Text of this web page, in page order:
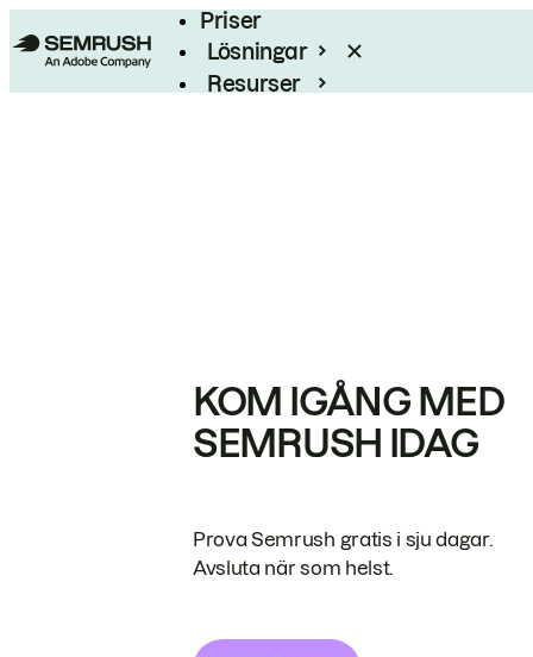
Priser
Lösningar
Resurser
KOM IGÅNG MED
SEMRUSH IDAG
Prova Semrush gratis i sju dagar.
Avsluta när som helst.